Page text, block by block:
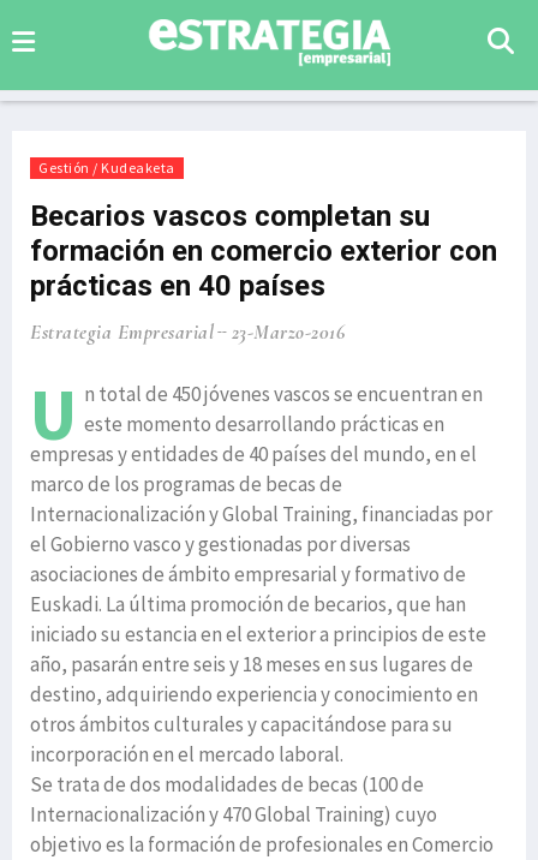
Gestión / Kudeaketa
Becarios vascos completan su
formación en comercio exterior con
prácticas en 40 países
Estrategia Empresarial 23-Marzo-2016
U n total de 450 jóvenes vascos se encuentran en
este momento desarrollando prácticas en
empresas y entidades de 40 países del mundo, en el
marco de los programas de becas de
Internacionalización y Global Training, financiadas por
el Gobierno vasco y gestionadas por diversas
asociaciones de ámbito empresarial y formativo de
Euskadi. La última promoción de becarios, que han
iniciado su estancia en el exterior a principios de este
año, pasarán entre seis y 18 meses en sus lugares de
destino, adquiriendo experiencia y conocimiento en
otros ámbitos culturales y capacitándose para su
incorporación en el mercado laboral.
Se trata de dos modalidades de becas (100 de
Internacionalización y 470 Global Training) cuyo
objetivo es la formación de profesionales en Comercio